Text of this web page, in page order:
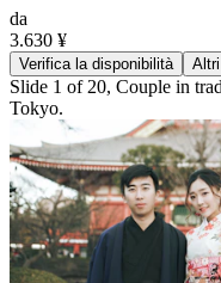
da
3.630 ¥
Verifica la disponibilità
Slide 1 of 20, Couple in
Tokyo.